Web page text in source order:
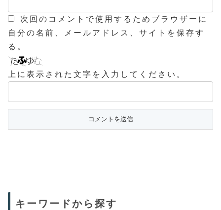
次回のコメントで使用するためブラウザーに
自分の名前、メールアドレス、サイトを保存す
る。
上に表示された文字を入力してください。
キーワードから探す